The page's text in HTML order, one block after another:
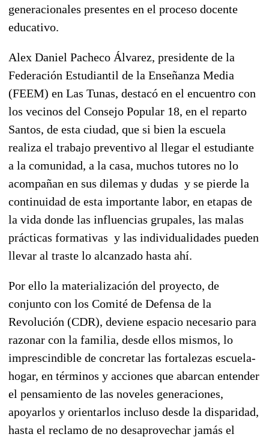
generacionales presentes en el proceso docente
educativo.
Alex Daniel Pacheco Álvarez, presidente de la
Federación Estudiantil de la Enseñanza Media
(FEEM) en Las Tunas, destacó en el encuentro con
los vecinos del Consejo Popular 18, en el reparto
Santos, de esta ciudad, que si bien la escuela
realiza el trabajo preventivo al llegar el estudiante
a la comunidad, a la casa, muchos tutores no lo
acompañan en sus dilemas y dudas y se pierde la
continuidad de esta importante labor, en etapas de
la vida donde las influencias grupales, las malas
prácticas formativas y las individualidades pueden
llevar al traste lo alcanzado hasta ahí.
Por ello la materialización del proyecto, de
conjunto con los Comité de Defensa de la
Revolución (CDR), deviene espacio necesario para
razonar con la familia, desde ellos mismos, lo
imprescindible de concretar las fortalezas escuela-
hogar, en términos y acciones que abarcan entender
el pensamiento de las noveles generaciones,
apoyarlos y orientarlos incluso desde la disparidad,
hasta el reclamo de no desaprovechar jamás el